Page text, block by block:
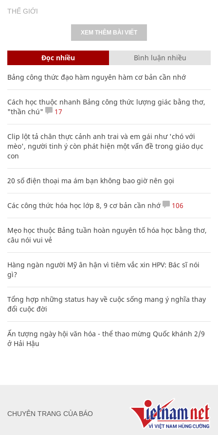
THẾ GIỚI
XEM THÊM BÀI VIẾT
Đọc nhiều Bình luận nhiều
Bảng công thức đạo hàm nguyên hàm cơ bản cần nhớ
Cách học thuộc nhanh Bảng công thức lượng giác bằng thơ,
"thần chú"
17
Clip lột tả chân thực cảnh anh trai và em gái như 'chó với
mèo', người tinh ý còn phát hiện một vấn đề trong giáo dục
con
20 số điện thoại ma ám bạn không bao giờ nên gọi
Các công thức hóa học lớp 8, 9 cơ bản cần nhớ 106
Mẹo học thuộc Bảng tuần hoàn nguyên tố hóa học bằng thơ,
câu nói vui vẻ
Hàng ngàn người Mỹ ân hận vì tiêm vắc xin HPV: Bác sĩ nói
gì?
Tổng hợp những status hay về cuộc sống mang ý nghĩa thay
đổi cuộc đời
Ấn tượng ngày hội văn hóa - thể thao mừng Quốc khánh 2/9
ở Hải Hậu
CHUYÊN TRANG CỦA BÁO